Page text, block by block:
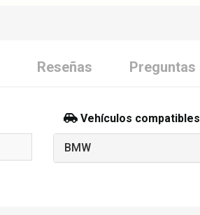
Reseñas Preguntas
Vehículos compatibles
BMW